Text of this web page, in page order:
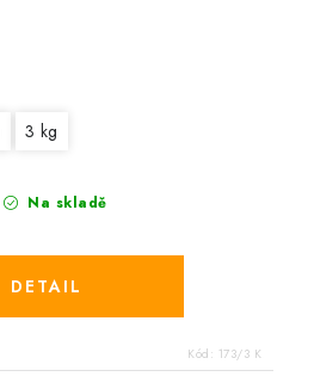
3 kg
Na skladě
Kód: 173/3 K